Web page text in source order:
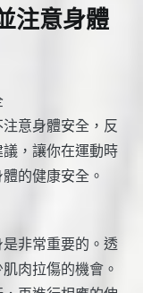
注意身體
意身體安全，反
，讓你在運動時
的健康安全。
非常重要的。透
肉拉傷的機會。